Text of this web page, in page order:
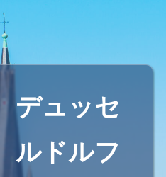
デュッセ
ルドルフ